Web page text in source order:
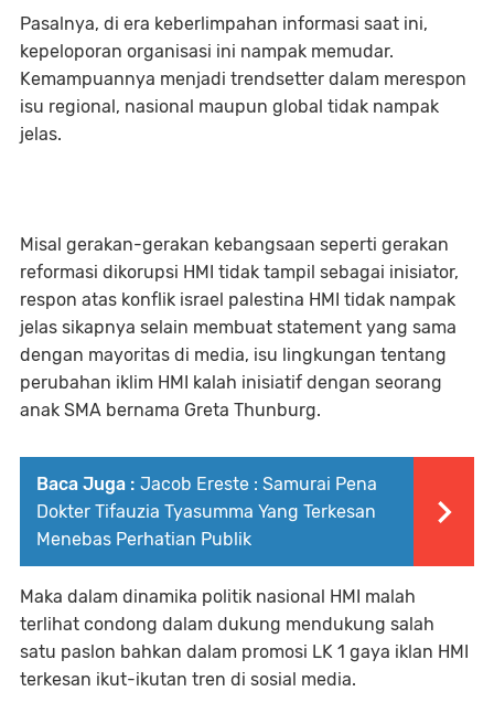
Pasalnya, di era keberlimpahan informasi saat ini,
kepeloporan organisasi ini nampak memudar.
Kemampuannya menjadi trendsetter dalam merespon
isu regional, nasional maupun global tidak nampak
jelas.
Misal gerakan-gerakan kebangsaan seperti gerakan
reformasi dikorupsi HMI tidak tampil sebagai inisiator,
respon atas konflik israel palestina HMI tidak nampak
jelas sikapnya selain membuat statement yang sama
dengan mayoritas di media, isu lingkungan tentang
perubahan iklim HMI kalah inisiatif dengan seorang
anak SMA bernama Greta Thunburg.
Baca Juga : Jacob Ereste : Samurai Pena
Dokter Tifauzia Tyasumma Yang Terkesan
Menebas Perhatian Publik
Maka dalam dinamika politik nasional HMI malah
terlihat condong dalam dukung mendukung salah
satu paslon bahkan dalam promosi LK 1 gaya iklan HMI
terkesan ikut-ikutan tren di sosial media.